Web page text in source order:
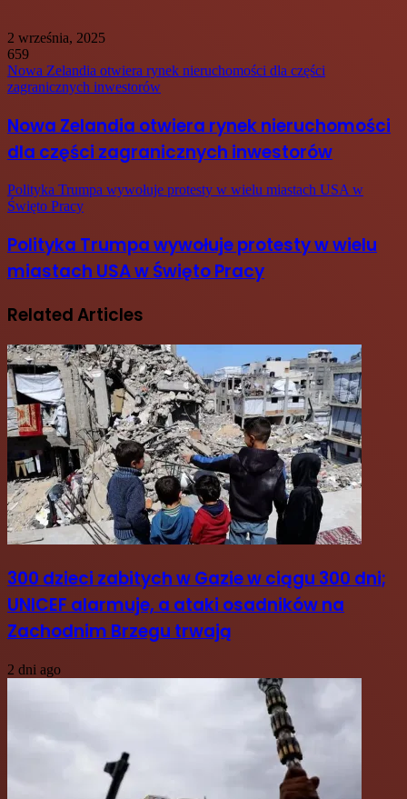
2 września, 2025
659
Nowa Zelandia otwiera rynek nieruchomości dla części
zagranicznych inwestorów
Nowa Zelandia otwiera rynek nieruchomości
dla części zagranicznych inwestorów
Polityka Trumpa wywołuje protesty w wielu miastach USA w
Święto Pracy
Polityka Trumpa wywołuje protesty w wielu
miastach USA w Święto Pracy
Related Articles
300 dzieci zabitych w Gazie w ciągu 300 dni;
UNICEF alarmuje, a ataki osadników na
Zachodnim Brzegu trwają
2 dni ago